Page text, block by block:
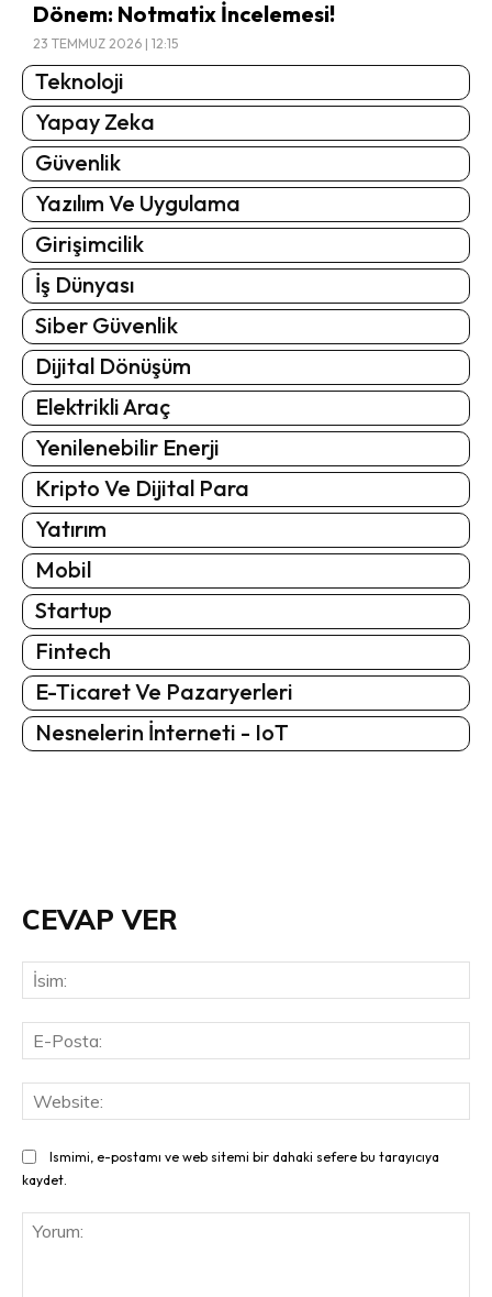
Dönem: Notmatix İncelemesi!
23 TEMMUZ 2026 | 12:15
Teknoloji
Yapay Zeka
Güvenlik
Yazılım Ve Uygulama
Girişimcilik
İş Dünyası
Siber Güvenlik
Dijital Dönüşüm
Elektrikli Araç
Yenilenebilir Enerji
Kripto Ve Dijital Para
Yatırım
Mobil
Startup
Fintech
E-Ticaret Ve Pazaryerleri
Nesnelerin İnterneti - IoT
CEVAP VER
Ismimi, e-postamı ve web sitemi bir dahaki sefere bu tarayıcıya
kaydet.